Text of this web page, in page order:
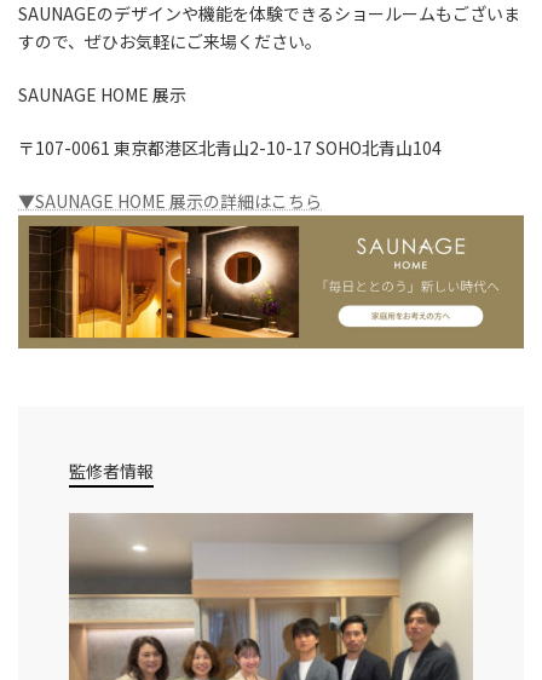
SAUNAGEのデザインや機能を体験できるショールームもございま
すので、ぜひお気軽にご来場ください。
SAUNAGE HOME 展示
〒107-0061 東京都港区北青山2-10-17 SOHO北青山104
▼SAUNAGE HOME 展示の詳細はこちら
監修者情報